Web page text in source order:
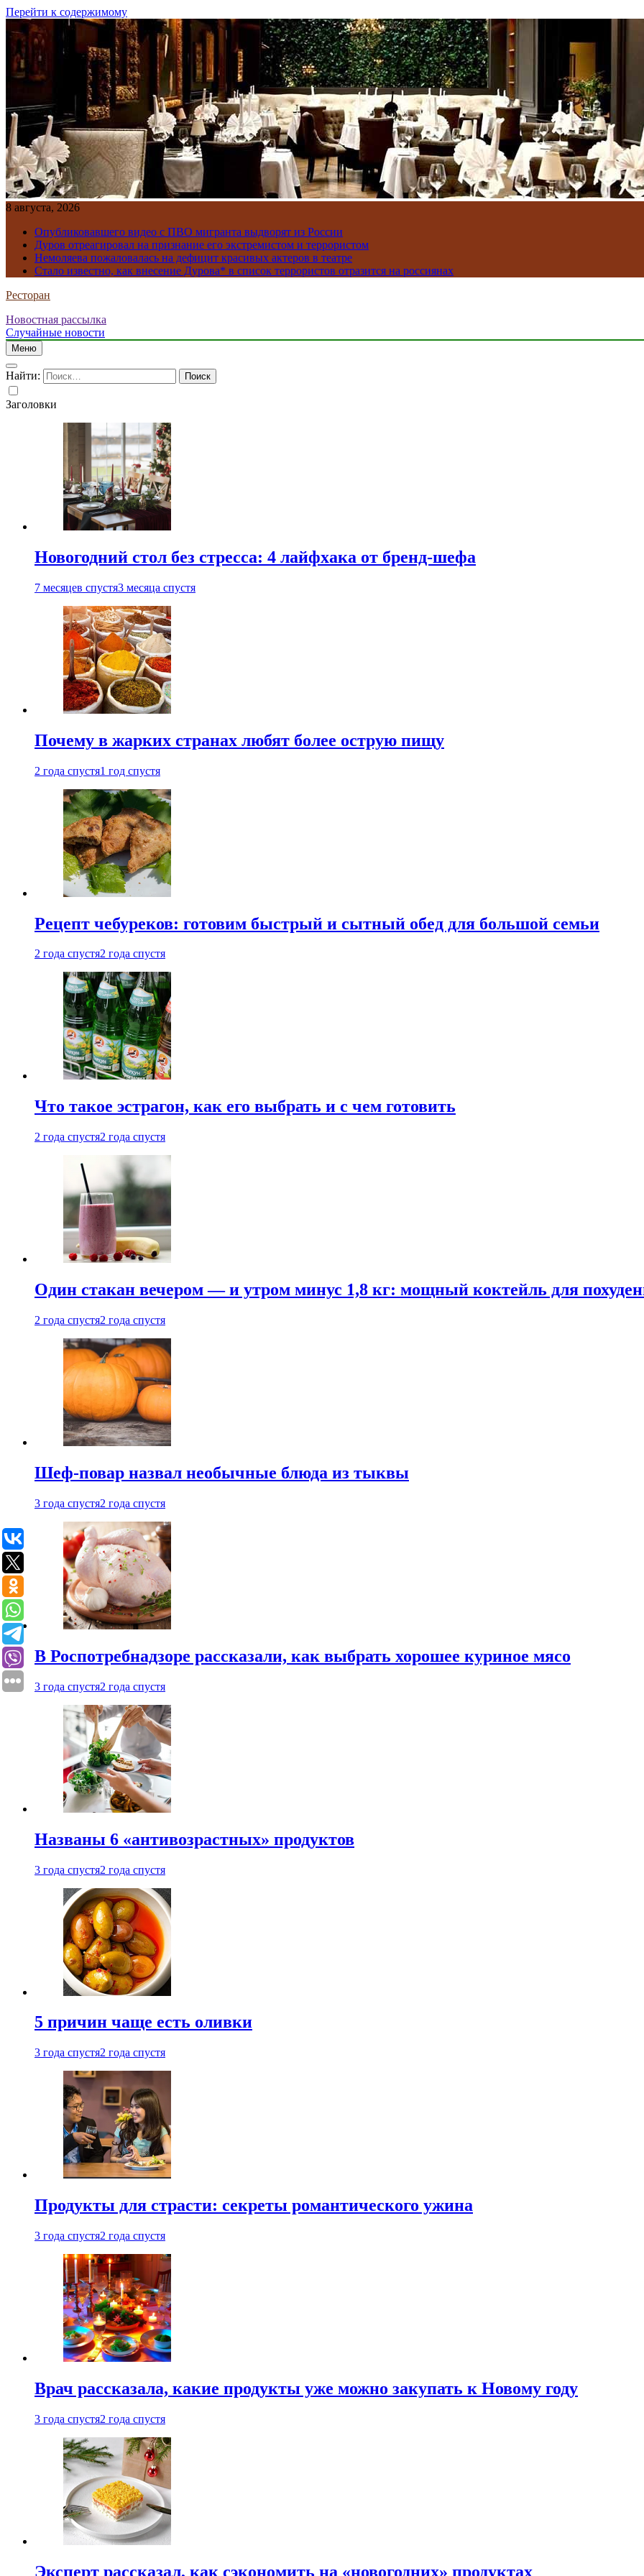
Перейти к содержимому
8 августа, 2026
Опубликовавшего видео с ПВО мигранта выдворят из России
Дуров отреагировал на признание его экстремистом и террористом
Немоляева пожаловалась на дефицит красивых актеров в театре
Стало известно, как внесение Дурова* в список террористов отразится на россиянах
Ресторан
Новостная рассылка
Случайные новости
Меню
Найти:
Заголовки
Новогодний стол без стресса: 4 лайфхака от бренд-шефа
7 месяцев спустя3 месяца спустя
Почему в жарких странах любят более острую пищу
2 года спустя1 год спустя
Рецепт чебуреков: готовим быстрый и сытный обед для большой семьи
2 года спустя2 года спустя
Что такое эстрагон, как его выбрать и с чем готовить
2 года спустя2 года спустя
Один стакан вечером — и утром минус 1,8 кг: мощный коктейль для
2 года спустя2 года спустя
Шеф-повар назвал необычные блюда из тыквы
3 года спустя2 года спустя
В Роспотребнадзоре рассказали, как выбрать хорошее куриное мясо
3 года спустя2 года спустя
Названы 6 «антивозрастных» продуктов
3 года спустя2 года спустя
5 причин чаще есть оливки
3 года спустя2 года спустя
Продукты для страсти: секреты романтического ужина
3 года спустя2 года спустя
Врач рассказала, какие продукты уже можно закупать к Новому году
3 года спустя2 года спустя
Эксперт рассказал, как сэкономить на «новогодних» продуктах